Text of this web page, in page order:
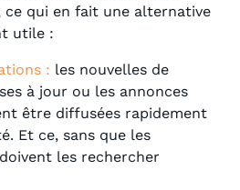
ce qui en fait une alternative
utile :
: les nouvelles de
à jour ou les annonces
être diffusées rapidement
Et ce, sans que les
les rechercher